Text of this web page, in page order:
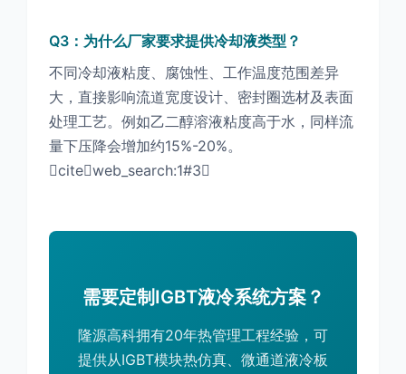
Q3：为什么厂家要求提供冷却液类型？
不同冷却液粘度、腐蚀性、工作温度范围差异
大，直接影响流道宽度设计、密封圈选材及表面
处理工艺。例如乙二醇溶液粘度高于水，同样流
量下压降会增加约15%-20%。
citeweb_search:1#3
需要定制IGBT液冷系统方案？
隆源高科拥有20年热管理工程经验，可
提供从IGBT模块热仿真、微通道液冷板